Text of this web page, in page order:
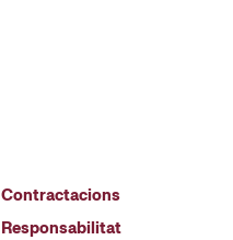
Contractacions
Responsabilitat